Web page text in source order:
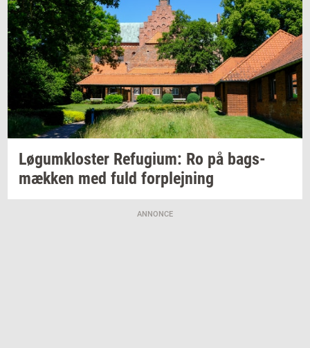
Løgum­klo­ster Re­fu­gi­um: Ro på bags­
mæk­ken med fuld for­plej­ning
ANNONCE